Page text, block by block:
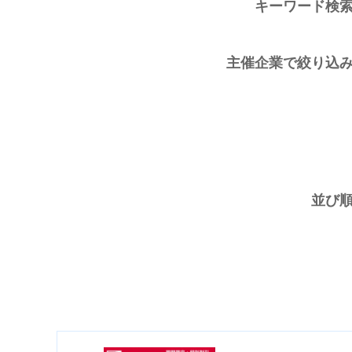
キーワード検
主催企業で絞り込
並び